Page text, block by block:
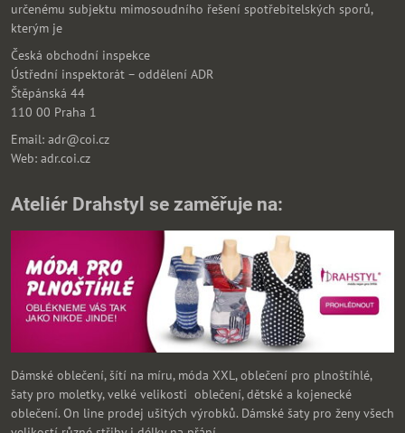
určenému subjektu mimosoudního řešení spotřebitelských sporů,
kterým je
Česká obchodní inspekce
Ústřední inspektorát – oddělení ADR
Štěpánská 44
110 00 Praha 1
Email: adr@coi.cz
Web: adr.coi.cz
Ateliér Drahstyl se zaměřuje na:
Dámské oblečení, šítí na míru, móda XXL, oblečení pro plnoštíhlé,
šaty pro moletky, velké velikosti oblečení, dětské a kojenecké
oblečení. On line prodej ušitých výrobků. Dámské šaty pro ženy všech